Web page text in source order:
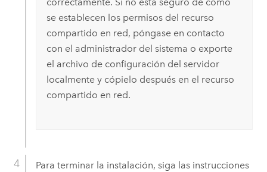
correctamente. Si no está seguro de cómo
se establecen los permisos del recurso
compartido en red, póngase en contacto
con el administrador del sistema o exporte
el archivo de configuración del servidor
localmente y cópielo después en el recurso
compartido en red.
Para terminar la instalación, siga las instrucciones